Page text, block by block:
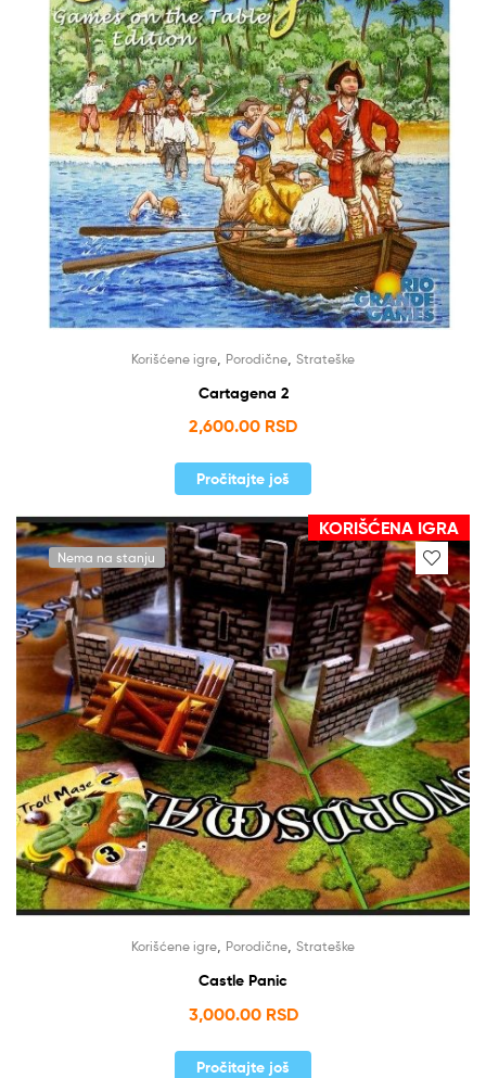
Korišćene igre Porodične Strateške
Cartagena 2
2,600.00 RSD
Pročitajte još
Nema na stanju
KORIŠĆENA IGRA
Korišćene igre Porodične Strateške
Castle Panic
3,000.00 RSD
Pročitajte još